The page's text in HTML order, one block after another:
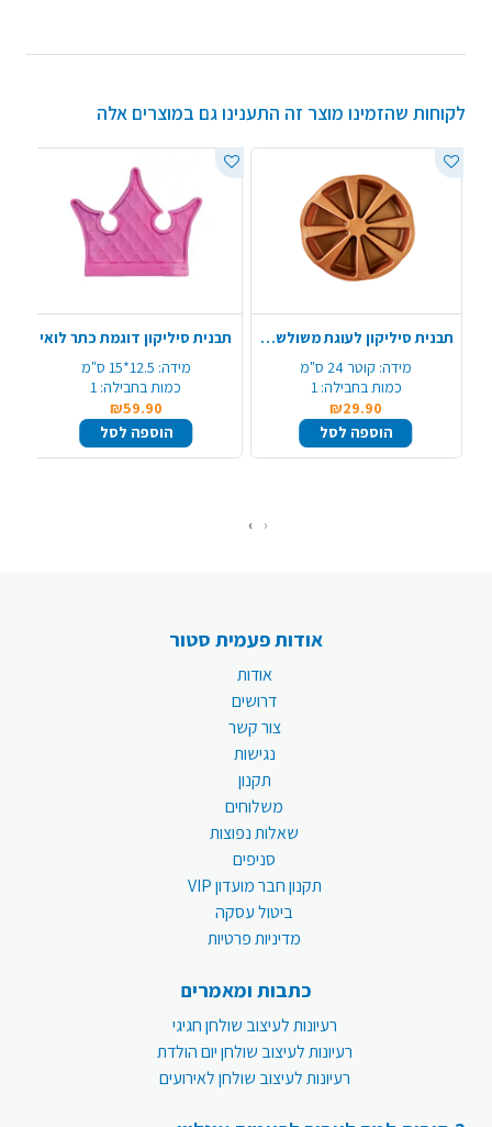
לקוחות שהזמינו מוצר זה התענינו גם במוצרים אלה
תבנית סיליקון לעוגת משולשים - צבע משתנה
מידה: קוטר 24 ס"מ
כמות בחבילה: 1
₪29.90
הוספה לסל
תבנית סיליקון דוגמת כתר לואי
מידה: 12.5*15 ס"מ
כמות בחבילה: 1
₪59.90
הוספה לסל
‹
›
אודות פעמית סטור
אודות
דרושים
צור קשר
נגישות
תקנון
משלוחים
שאלות נפוצות
סניפים
תקנון חבר מועדון VIP
ביטול עסקה
מדיניות פרטיות
כתבות ומאמרים
רעיונות לעיצוב שולחן חגיגי
רעיונות לעיצוב שולחן יום הולדת
רעיונות לעיצוב שולחן לאירועים